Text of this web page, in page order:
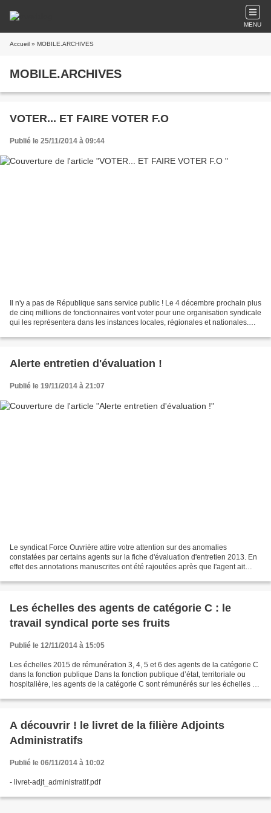
MENU
Accueil » MOBILE.ARCHIVES
MOBILE.ARCHIVES
VOTER... ET FAIRE VOTER F.O
Publié le 25/11/2014 à 09:44
Il n'y a pas de République sans service public ! Le 4 décembre prochain plus
de cinq millions de fonctionnaires vont voter pour une organisation syndicale
qui les représentera dans les instances locales, régionales et nationales.
Alerte entretien d'évaluation !
Publié le 19/11/2014 à 21:07
Le syndicat Force Ouvrière attire votre attention sur des anomalies
constatées par certains agents sur la fiche d'évaluation d'entretien 2013. En
effet des annotations manuscrites ont été rajoutées après que l'agent ait
Les échelles des agents de catégorie C : le
travail syndical porte ses fruits
Publié le 12/11/2014 à 15:05
Les échelles 2015 de rémunération 3, 4, 5 et 6 des agents de la catégorie C
dans la fonction publique Dans la fonction publique d’état, territoriale ou
hospitalière, les agents de la catégorie C sont rémunérés sur les échelles 3,
A découvrir ! le livret de la filière Adjoints
Administratifs
Publié le 06/11/2014 à 10:02
- livret-adjt_administratif.pdf